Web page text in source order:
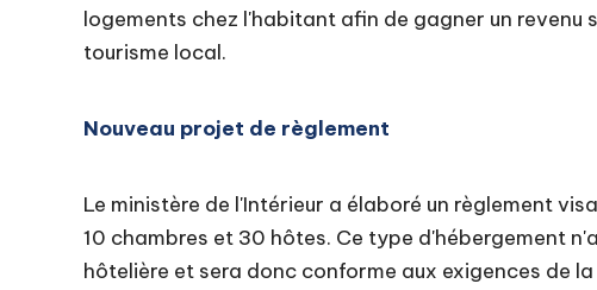
logements chez l'habitant afin de gagner un revenu
tourisme local.
Nouveau projet de règlement
Le ministère de l'Intérieur a élaboré un règlement
10 chambres et 30 hôtes. Ce type d'hébergement
hôtelière et sera donc conforme aux exigences de la